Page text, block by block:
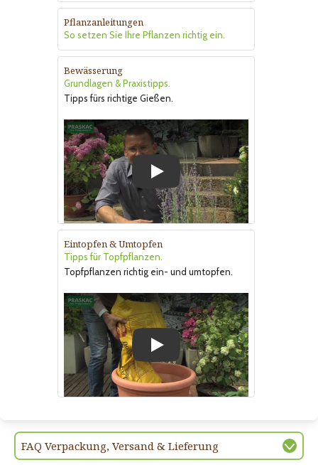
Pflanzanleitungen
So setzen Sie Ihre Pflanzen richtig ein.
Bewässerung
Grundlagen & Praxistipps.
Tipps fürs richtige Gießen.
Play
Eintopfen & Umtopfen
Tipps für Topfpflanzen.
Topfpflanzen richtig ein- und umtopfen.
Play
FAQ Verpackung, Versand & Lieferung